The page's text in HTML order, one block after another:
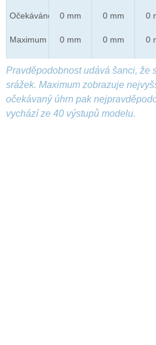
Očekáváno
Maximum
0 mm
0 mm
0 mm
0 mm
0
0
Pravděpodobnost udává šanci, že
srážek. Maximum zobrazuje
očekávaný úhrn pak
vychází ze 40 výstupů modelu.